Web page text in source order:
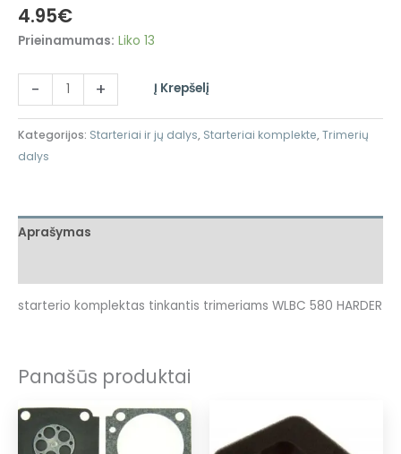
4.95€
Prieinamumas: Liko 13
- + Į Krepšelį
Kategorijos: Starteriai ir jų dalys, Starteriai komplekte,Trimerių
dalys
Aprašymas
starterio komplektas tinkantis trimeriams WLBC 580 HARDER
Panašūs produktai